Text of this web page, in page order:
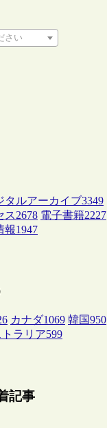
さい
タルアーカイブ3349
ス2678 電子書籍2227
報1947
カナダ1069 韓国950
ラリア599
記事